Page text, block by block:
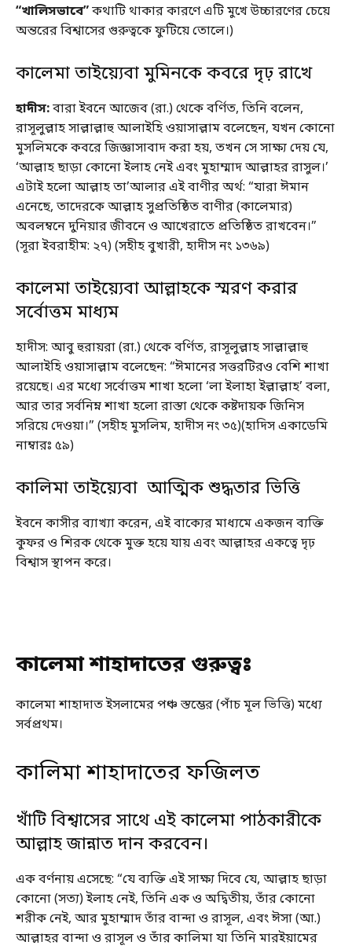
“খালিসভাবে”কথাটি থাকার কারণে এটি মুখে উচ্চারণের চেয়ে
অন্তরের বিশ্বাসের গুরুত্বকে ফুটিয়ে তোলে।)
কালেমা তাইয়্যেবা মুমিনকে কবরে দৃঢ় রাখে
হাদীস:বারা ইবনে আজেব (রা.) থেকে বর্ণিত, তিনি বলেন,
রাসূলুল্লাহ সাল্লাল্লাহু আলাইহি ওয়াসাল্লাম বলেছেন, যখন কোনো
মুসলিমকে কবরে জিজ্ঞাসাবাদ করা হয়, তখন সে সাক্ষ্য দেয় যে,
‘আল্লাহ ছাড়া কোনো ইলাহ নেই এবং মুহাম্মাদ আল্লাহর রাসুল।’
এটাই হলো আল্লাহ তা’আলার এই বাণীর অর্থ: “যারা ঈমান
এনেছে, তাদেরকে আল্লাহ সুপ্রতিষ্ঠিত বাণীর (কালেমার)
অবলম্বনে দুনিয়ার জীবনে ও আখেরাতে প্রতিষ্ঠিত রাখবেন।”
(সূরা ইবরাহীম: ২৭) (সহীহ বুখারী, হাদীস নং ১৩৬৯)
কালেমা তাইয়্যেবা আল্লাহকে স্মরণ করার
সর্বোত্তম মাধ্যম
হাদীস: আবু হুরায়রা (রা.) থেকে বর্ণিত, রাসূলুল্লাহ সাল্লাল্লাহু
আলাইহি ওয়াসাল্লাম বলেছেন: “ঈমানের সত্তরটিরও বেশি শাখা
রয়েছে। এর মধ্যে সর্বোত্তম শাখা হলো ‘লা ইলাহা ইল্লাল্লাহ’ বলা,
আর তার সর্বনিম্ন শাখা হলো রাস্তা থেকে কষ্টদায়ক জিনিস
সরিয়ে দেওয়া।” (সহীহ মুসলিম, হাদীস নং ৩৫)(হাদিস একাডেমি
নাম্বারঃ ৫৯)
কালিমা তাইয়্যেবা আত্মিক শুদ্ধতার ভিত্তি
ইবনে কাসীর ব্যাখ্যা করেন, এই বাক্যের মাধ্যমে একজন ব্যক্তি
কুফর ও শিরক থেকে মুক্ত হয়ে যায় এবং আল্লাহর একত্বে দৃঢ়
বিশ্বাস স্থাপন করে।
কালেমা শাহাদাতের গুরুত্বঃ
কালেমা শাহাদাত ইসলামের পঞ্চ স্তম্ভের (পাঁচ মূল ভিত্তি) মধ্যে
সর্বপ্রথম।
কালিমা শাহাদাতের ফজিলত
খাঁটি বিশ্বাসের সাথে এই কালেমা পাঠকারীকে
আল্লাহ জান্নাত দান করবেন।
এক বর্ণনায় এসেছে: “যে ব্যক্তি এই সাক্ষ্য দিবে যে, আল্লাহ ছাড়া
কোনো (সত্য) ইলাহ নেই, তিনি এক ও অদ্বিতীয়, তাঁর কোনো
শরীক নেই, আর মুহাম্মাদ তাঁর বান্দা ও রাসূল, এবং ঈসা (আ.)
আল্লাহর বান্দা ও রাসূল ও তাঁর কালিমা যা তিনি মারইয়ামের